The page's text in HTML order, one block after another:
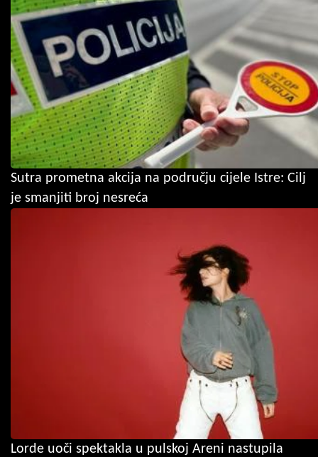
Sutra prometna akcija na području cijele Istre: Cilj
je smanjiti broj nesreća
Lorde uoči spektakla u pulskoj Areni nastupila